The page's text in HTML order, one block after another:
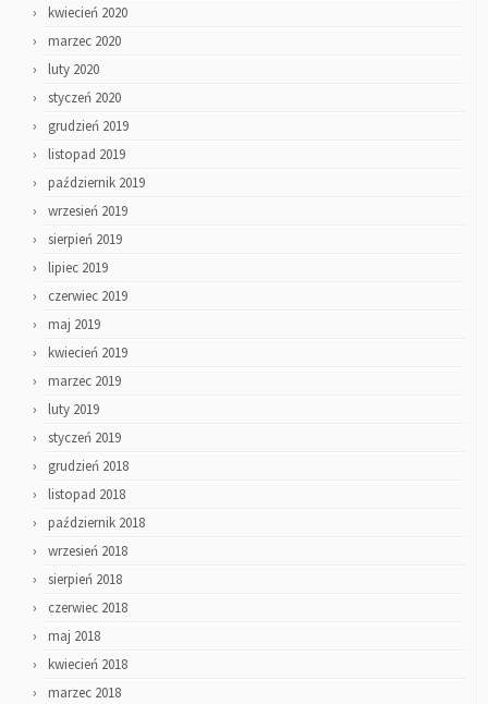
kwiecień 2020
marzec 2020
luty 2020
styczeń 2020
grudzień 2019
listopad 2019
październik 2019
wrzesień 2019
sierpień 2019
lipiec 2019
czerwiec 2019
maj 2019
kwiecień 2019
marzec 2019
luty 2019
styczeń 2019
grudzień 2018
listopad 2018
październik 2018
wrzesień 2018
sierpień 2018
czerwiec 2018
maj 2018
kwiecień 2018
marzec 2018